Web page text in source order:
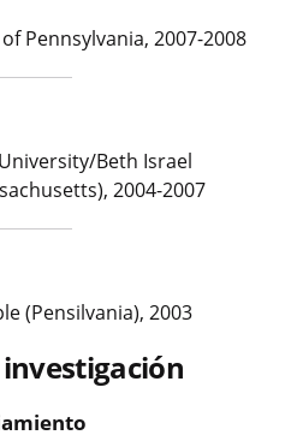
Pennsylvania, 2007-2008
Beth Israel
2004-2007
(Pensilvania), 2003